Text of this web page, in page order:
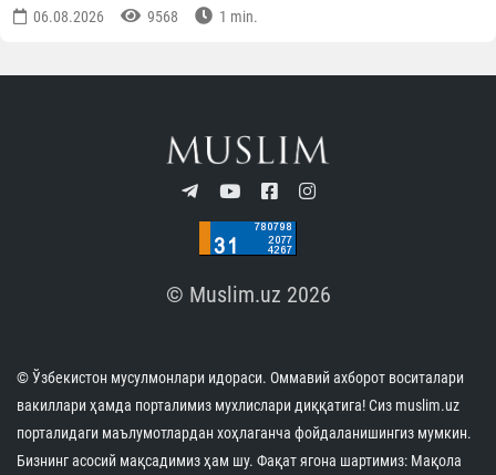
06.08.2026 9568 1 min.
© Muslim.uz 2026
© Ўзбекистон мусулмонлари идораси. Оммавий ахборот воситалари
вакиллари ҳамда порталимиз мухлислари диққатига! Сиз muslim.uz
порталидаги маълумотлардан хоҳлаганча фойдаланишингиз мумкин.
Бизнинг асосий мақсадимиз ҳам шу. Фақат ягона шартимиз: Мақола